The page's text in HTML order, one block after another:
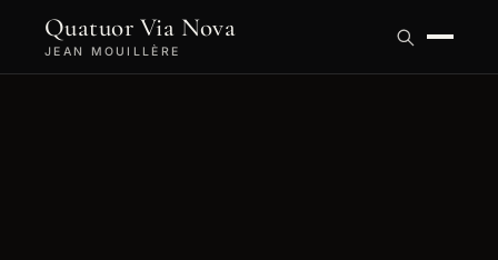
Quatuor Via Nova
JEAN MOUILLÈRE